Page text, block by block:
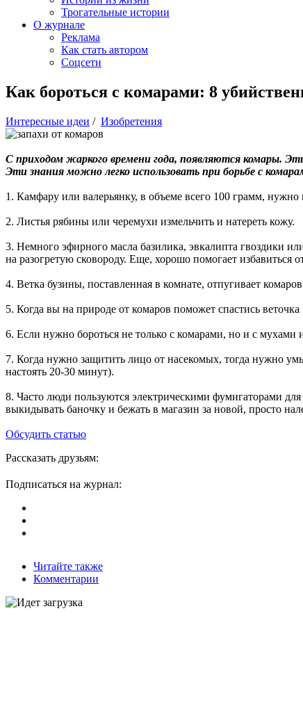
Трогательные истории
О журнале
Реклама
Как стать автором
Соцсети
Как бороться с комарами: 8
Интересные идеи / Изобретения
С приходом жаркого времени года, появляются комары.
Эти знания можно легко использовать при борьбе с
1. Камфару или валерьянку, в объеме всего 100 грамм,
2. Листья рябины или черемухи измельчить и натереть кожу.
3. Немного эфирного масла базилика, эвкалипта гвоздики
на разогретую сковороду. Еще, хорошо помогает избавиться
4. Ветка бузины, поставленная в комнате, отпугивает
5. Когда вы на природе от комаров поможет спастись
6. Если нужно бороться не только с комарами, но и с мухами
7. Когда нужно защитить лицо от насекомых, тогда нужно
настоять 20-30 минут).
8. Часто люди пользуются электрическими фумигаторами
выкидывать баночку и бежать в магазин за новой, просто
Обсудить статью
Рассказать друзьям:
Подписаться на журнал:
Читайте также
Комментарии